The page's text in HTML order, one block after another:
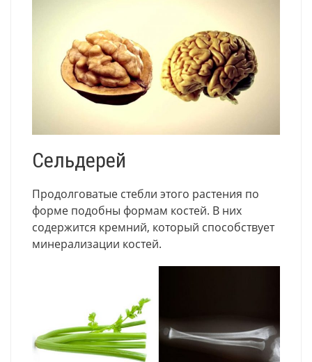
Сельдерей
Продолговатые стебли этого растения по
форме подобны формам костей. В них
содержится кремний, который способствует
минерализации костей.